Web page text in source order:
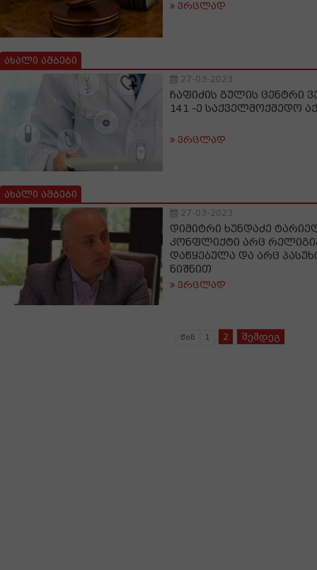
ვრცლად
ახალი ამბები
27-03-2023
ჩაფიძის გულის ცენტრი
141 -ე საქველმოქმედო
ვრცლად
ახალი ამბები
27-03-2023
დიმიტრი ხუნდაძე
კონფლიქტი არც
დაწყებულა და არც
ნიშნით
ვრცლად
წინ 1 2 შემდეგ